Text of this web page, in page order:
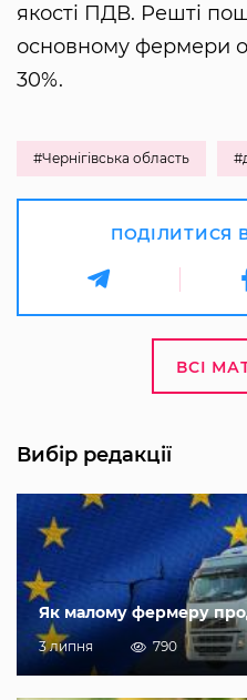
якості ПДВ. Решті
основному фермери
30%.
#Чернігівська область
ПОДІЛИТИСЯ
ВСІ
Вибір редакції
Як малому фермеру
3 липня 790